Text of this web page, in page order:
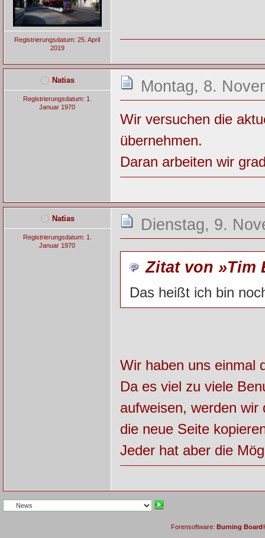
Registrierungsdatum: 25. April
2019
Natias
Registrierungsdatum: 1.
Januar 1970
Montag, 8.
Wir versuchen die
übernehmen.
Daran arbeiten wir
Natias
Registrierungsdatum: 1.
Januar 1970
Dienstag, 9.
Zitat von »Tim
Das heißt ich bin
Wir haben uns einmal
Da es viel zu viele
aufweisen, werden
die neue Seite
Jeder hat aber die
Forensoftware: Burning